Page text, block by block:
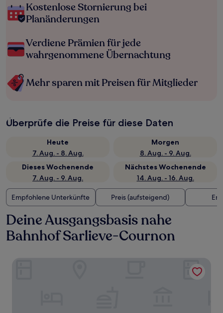
Kostenlose Stornierung bei
Planänderungen
Verdiene Prämien für jede
wahrgenommene Übernachtung
Mehr sparen mit Preisen für Mitglieder
Überprüfe die Preise für diese Daten
Heute
7. Aug. - 8. Aug.
Morgen
8. Aug. - 9. Aug.
Dieses Wochenende
7. Aug. - 9. Aug.
Nächstes Wochenende
14. Aug. - 16. Aug.
Empfohlene Unterkünfte Preis (aufsteigend)
Deine Ausgangsbasis nahe
Bahnhof Sarlieve-Cournon